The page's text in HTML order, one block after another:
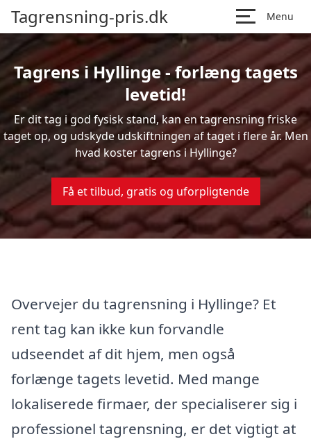
Tagrensning-pris.dk Menu
Tagrens i Hyllinge - forlæng tagets
levetid!
Er dit tag i god fysisk stand, kan en tagrensning friske
taget op, og udskyde udskiftningen af taget i flere år. Men
hvad koster tagrens i Hyllinge?
Få et tilbud, gratis og uforpligtende
Overvejer du tagrensning i Hyllinge? Et
rent tag kan ikke kun forvandle
udseendet af dit hjem, men også
forlænge tagets levetid. Med mange
lokaliserede firmaer, der specialiserer sig i
professionel tagrensning, er det vigtigt at